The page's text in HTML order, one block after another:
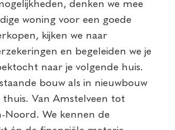
denken we mee
woning voor een goede
kijken we naar
en begeleiden we je
naar je volgende huis.
bouw als in nieuwbouw
thuis. Van Amstelveen tot
Noord. We kennen de